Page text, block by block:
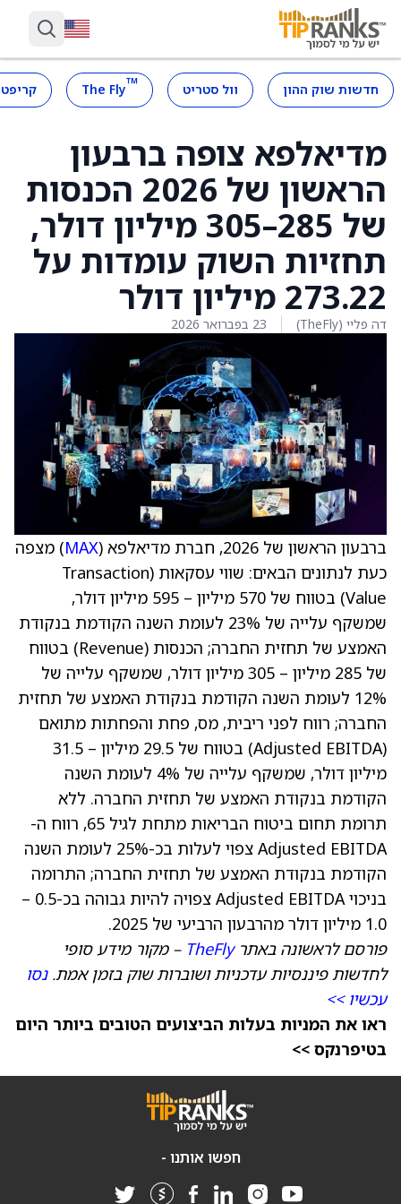
חדשות שוק ההון וול סטריט ™
The Fly
מדיאלפא צופה ברבעון
הראשון של 2026 הכנסות
של 285–305 מיליון דולר,
תחזיות השוק עומדות על
273.22 מיליון דולר
דה פליי (TheFly) 23 בפברואר 2026
ברבעון הראשון של 2026, חברת מדיאלפא ( MAX) מצפה
כעת לנתונים הבאים: שווי עסקאות (Transaction
Value) בטווח של 570 מיליון – 595 מיליון דולר,
שמשקף עלייה של 23% לעומת השנה הקודמת בנקודת
האמצע של תחזית החברה; הכנסות (Revenue) בטווח
של 285 מיליון – 305 מיליון דולר, שמשקף עלייה של
12% לעומת השנה הקודמת בנקודת האמצע של תחזית
החברה; רווח לפני ריבית, מס, פחת והפחתות מתואם
(Adjusted EBITDA) בטווח של 29.5 מיליון – 31.5
מיליון דולר, שמשקף עלייה של 4% לעומת השנה
הקודמת בנקודת האמצע של תחזית החברה. ללא
תרומת תחום ביטוח הבריאות מתחת לגיל 65, רווח ה-
Adjusted EBITDA צפוי לעלות בכ-25% לעומת השנה
הקודמת בנקודת האמצע של תחזית החברה; התרומה
בניכוי Adjusted EBITDA צפויה להיות גבוהה בכ-0.5 –
1.0 מיליון דולר מהרבעון הרביעי של 2025.
פורסם לראשונה באתרTheFly – מקור מידע סופי
לחדשות פיננסיות עדכניות ושוברות שוק בזמן אמת.נסו
עכשיו >>
ראו את המניות בעלות הביצועים הטובים ביותר היום
בטיפרנקס >>
חפשו אותנו -